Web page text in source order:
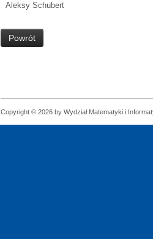
Aleksy Schubert
Powrót
Copyright © 2026 by Wydział Matematyki i